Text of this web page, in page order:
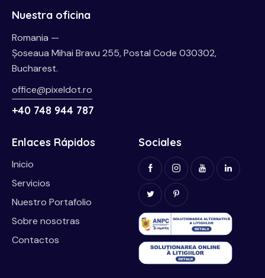
Nuestra oficina
Romania —
Șoseaua Mihai Bravu 255, Postal Code 030302,
Bucharest.
office@pixeldot.ro
+40 748 944 787
Enlaces Rápidos
Inicio
Servicios
Nuestro Portafolio
Sobre nosotras
Contactos
Sociales